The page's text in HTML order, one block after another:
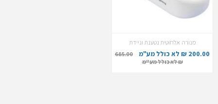
מנורה אלחוטית נטענת וניידת
200.00 ₪ לא כולל מע"מ
685.00
₪ לא כולל מע"מ